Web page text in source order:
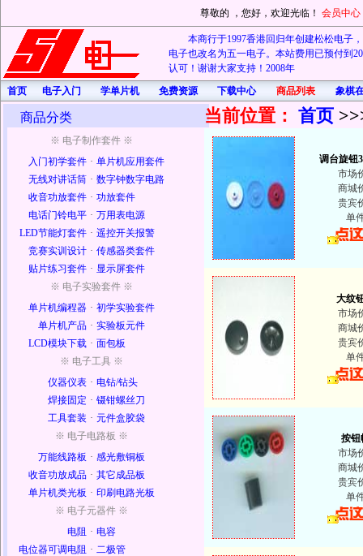
尊敬的 ，您好，欢迎光临！ 会员中心
本商行于1997香港回归年创建松松电子
电子也改名为五一电子。本站费用已预付到
认可！谢谢大家支持！2008年
首页
电子入门 学单片机 免费资源 下载中心 商品列表 象棋
商品分类
※ 电子制作套件 ※
入门初学套件 · 单片机应用套件
无线对讲话筒 · 数字钟数字电路
收音功放套件 · 功放套件
电话门铃电平 · 万用表电源
LED节能灯套件 · 遥控开关报警
竞赛实训设计 · 传感器类套件
贴片练习套件 · 显示屏套件
※ 电子实验套件 ※
单片机编程器 · 初学实验套件
单片机产品 · 实验板元件
LCD模块下载 · 面包板
※ 电子工具 ※
仪器仪表 · 电钻/钻头
焊接固定 · 镊钳螺丝刀
工具套装 · 元件盒胶袋
※ 电子电路板 ※
万能线路板 · 感光敷铜板
收音功放成品 · 其它成品板
单片机类光板 · 印刷电路光板
※ 电子元器件 ※
电阻 · 电容
电位器可调电阻 · 二极管
当前位置： 首页
调台旋钮
市场
商城
贵宾
单
大纹
市场
商城
贵宾
单
按钮
市场
商城
贵宾
单